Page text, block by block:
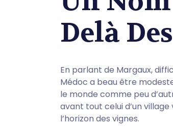
Delà
En parlant de Margaux,
Médoc a beau être
le monde comme peu
avant tout celui d’un
l’horizon des vignes.